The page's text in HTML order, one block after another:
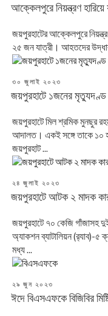
আক্কেলপুরে নিয়ন্ত্রণ
জয়পুরহাটের আক্কেলপুরে
২৫ জন যাত্রী। আহতদের উদ্ধার
POSTED
৩০ জুলাই ২০২৩
জয়পুরহাটে ১জনের মৃত্যুদণ্ড
জয়পুরহাটে মিল শ্রমিক মুনছুর
আদালত। একই সঙ্গে তাকে ১০
জয়পুরহাট ...
POSTED
২৪ জুলাই ২০২৩
জয়পুরহাটে আটক ২ মাদক
জয়পুরহাটে ৭০ কেজি গাঁজাসহ
অ্যাকশন ব্যাটালিয়ন (র‌্যাব)-৫
মধ্য ...
POSTED
ON
২৯ জুন ২০২৩
ঈদে বিএসএফকে বিজিবির